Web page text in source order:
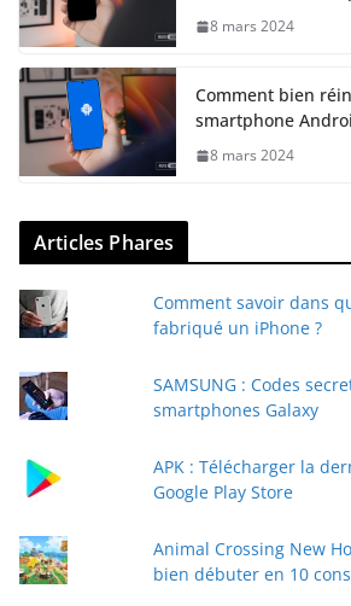
8 mars 2024
Comment bien
smartphone
8 mars 2024
Articles Phares
Comment savoir dans
fabriqué un iPhone ?
SAMSUNG : Codes
smartphones Galaxy
APK : Télécharger la
Google Play Store
Animal Crossing New
bien débuter en 10